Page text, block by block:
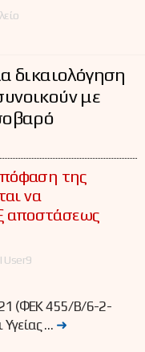
δικαιολόγηση
με
της
να
αποστάσεως
(ΦΕΚ 455/Β/6-2-
… ➜